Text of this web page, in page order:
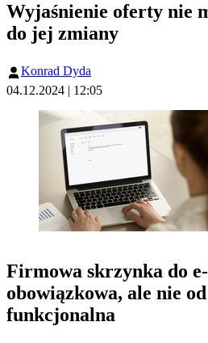
Wyjaśnienie oferty nie
do jej zmiany
Konrad Dyda
04.12.2024 | 12:05
Firmowa skrzynka do
obowiązkowa, ale nie
funkcjonalna